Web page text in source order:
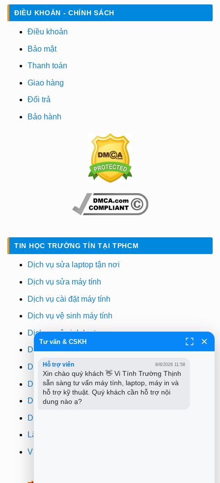
ĐIỀU KHOẢN - CHÍNH SÁCH
Điều khoản
Bảo mật
Thanh toán
Giao hàng
Đổi trả
Bảo hành
TIN HỌC TRƯỜNG TÍN TẠI TPHCM
Dịch vụ sửa laptop tận nơi
Dịch vụ sửa máy tính
Dịch vụ cài đặt máy tính
Dịch vụ vệ sinh máy tính
Dịch vụ vệ sinh laptop
Dịch vụ cài win
Dịch vụ cứu dữ liệu
Dịch vụ sửa wifi tại nhà
Dịch vụ sửa máy in
Dịch vụ nạp mực máy in
Lắp đặt camera quan sát tphcm
Vi tính Trường Thịnh
Tư vấn & CSKH
Hỗ trợ viên 9/8/2026 11:58
Xin chào quý khách 👋 Vi Tính Trường Thịnh
sẵn sàng tư vấn máy tính, laptop, máy in và
hỗ trợ kỹ thuật. Quý khách cần hỗ trợ nội
dung nào ạ?